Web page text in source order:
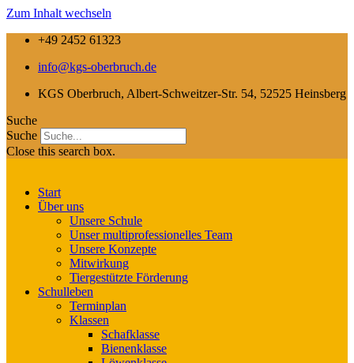
Zum Inhalt wechseln
+49 2452 61323
info@kgs-oberbruch.de
KGS Oberbruch, Albert-Schweitzer-Str. 54, 52525 Heinsberg
Suche
Suche
Close this search box.
Start
Über uns
Unsere Schule
Unser multiprofessionelles Team
Unsere Konzepte
Mitwirkung
Tiergestützte Förderung
Schulleben
Terminplan
Klassen
Schafklasse
Bienenklasse